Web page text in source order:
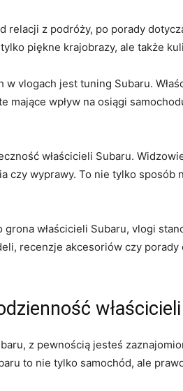
relacji z ​podróży, po porady
piękne ⁣krajobrazy,‍ ale także
vlogach jest tuning Subaru.
mające wpływ na osiągi
właścicieli Subaru.‍
czy wyprawy. To nie tylko
‌właścicieli Subaru, vlogi
recenzje akcesoriów czy
z pewnością jesteś
‌to nie tylko‍ samochód, ale